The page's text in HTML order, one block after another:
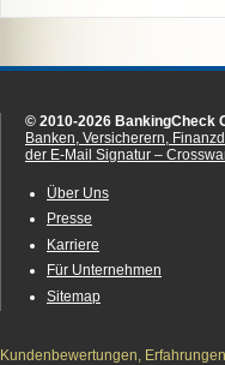
© 2010-2026 BankingCheck
Banken, Versicherern,
der E-Mail Signatur –
Über Uns
Presse
Karriere
Für Unternehmen
Sitemap
Kundenbewertungen,